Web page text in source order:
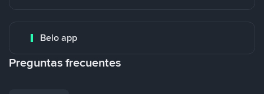
Belo app
Preguntas frecuentes